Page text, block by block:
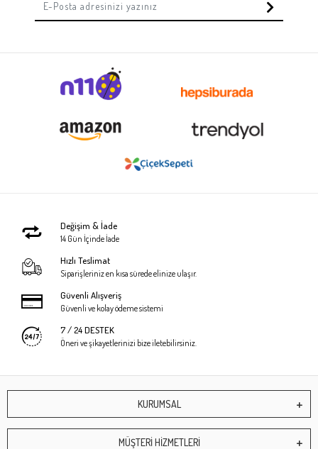
Değişim & İade
14 Gün İçinde İade
Hızlı Teslimat
Siparişleriniz en kısa sürede elinize ulaşır.
Güvenli Alışveriş
Güvenli ve kolay ödeme sistemi
7 / 24 DESTEK
Öneri ve şikayetlerinizi bize iletebilirsiniz.
KURUMSAL
MÜŞTERİ HİZMETLERİ